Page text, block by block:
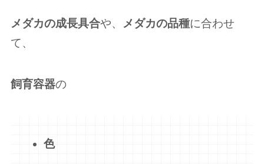
メダカの成長具合や、 メダカの品種に合わせ
て、
飼育容器の
色